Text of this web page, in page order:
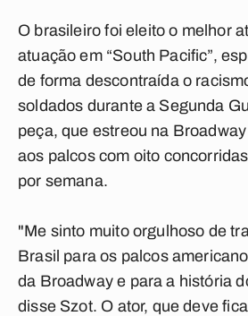
O brasileiro foi eleito o melhor
atuação em “South Pacific”,
de forma descontraída o
soldados durante a Segunda
peça, que estreou na
aos palcos com oito
por semana.
"Me sinto muito orgulhoso de
Brasil para os palcos
da Broadway e para a história
disse Szot. O ator, que deve